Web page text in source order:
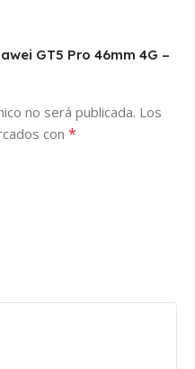
GT5 Pro 46mm 4G –
no será publicada. Los
con *